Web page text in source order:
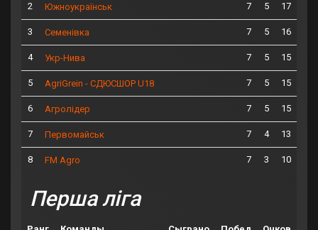
2 Южноукраїнськ 7 5 17
3 Семенівка 7 5 16
4 Укр-Нива 7 5 15
5 AgriGrein - СДЮСШОР U18 7 5 15
6 Агролідер 7 5 15
7 Первомайськ 7 4 13
8 FM Agro 7 3 10
Перша ліга